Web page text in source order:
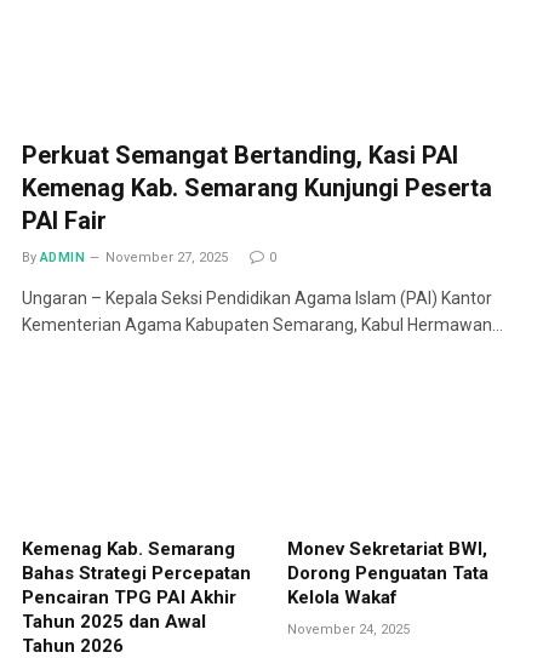
Perkuat Semangat Bertanding, Kasi PAI
Kemenag Kab. Semarang Kunjungi Peserta
PAI Fair
By ADMIN November 27, 2025 0
Ungaran – Kepala Seksi Pendidikan Agama Islam (PAI) Kantor
Kementerian Agama Kabupaten Semarang, Kabul Hermawan…
Kemenag Kab. Semarang
Bahas Strategi Percepatan
Pencairan TPG PAI Akhir
Tahun 2025 dan Awal
Tahun 2026
Monev Sekretariat BWI,
Dorong Penguatan Tata
Kelola Wakaf
November 24, 2025